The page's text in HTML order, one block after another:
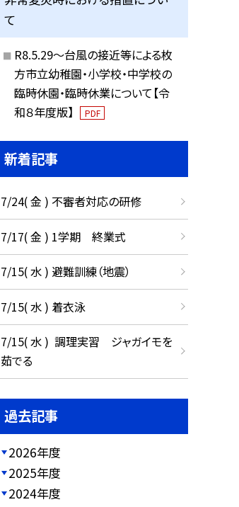
て
R8.5.29～台風の接近等による枚
方市立幼稚園・小学校・中学校の
臨時休園・臨時休業について【令
和８年度版】
PDF
新着記事
7/24( 金 ) 不審者対応の研修
7/17( 金 ) 1学期 終業式
7/15( 水 ) 避難訓練（地震）
7/15( 水 ) 着衣泳
7/15( 水 ) 調理実習 ジャガイモを
茹でる
過去記事
2026年度
2025年度
2024年度